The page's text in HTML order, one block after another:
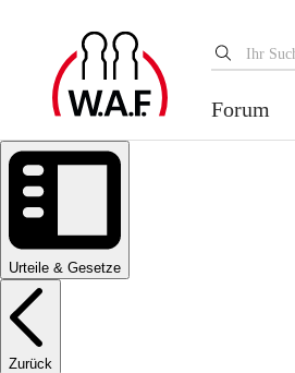
Forum
Urteile & Gesetze
Zurück